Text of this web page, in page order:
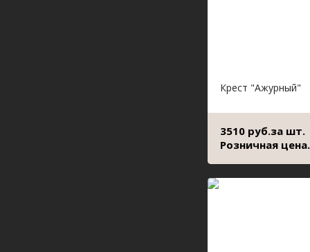
Крест "Ажурный"
3510 руб.за шт.
Розничная цена.